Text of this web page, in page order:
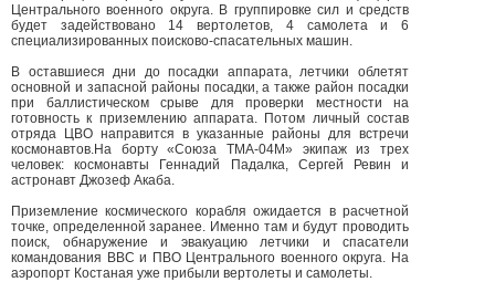
Центрального военного округа. В группировке сил и средств
будет задействовано 14 вертолетов, 4 самолета и 6
специализированных поисково-спасательных машин.
В оставшиеся дни до посадки аппарата, летчики облетят
основной и запасной районы посадки, а также район посадки
при баллистическом срыве для проверки местности на
готовность к приземлению аппарата. Потом личный состав
отряда ЦВО направится в указанные районы для встречи
космонавтов.На борту «Союза ТМА-04М» экипаж из трех
человек: космонавты Геннадий Падалка, Сергей Ревин и
астронавт Джозеф Акаба.
Приземление космического корабля ожидается в расчетной
точке, определенной заранее. Именно там и будут проводить
поиск, обнаружение и эвакуацию летчики и спасатели
командования ВВС и ПВО Центрального военного округа. На
аэропорт Костаная уже прибыли вертолеты и самолеты.